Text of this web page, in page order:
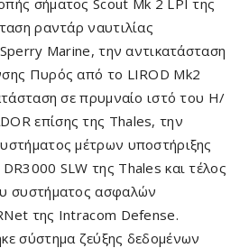
ραντάρ ναυτιλίας
Marine, την αντικατάσταση
Πυρός από το LIROD Mk2
σε πρυμναίο ιστό του Η/
επίσης της Thales, την
μέτρων υποστήριξης
SLW της Thales και τέλος
συστήματος ασφαλών
της Intracom Defense.
σύστημα ζεύξης δεδομένων